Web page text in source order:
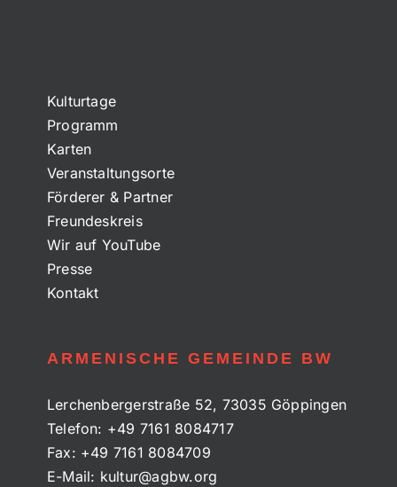
Kulturtage
Programm
Karten
Veranstaltungsorte
Förderer & Partner
Freundeskreis
Wir auf YouTube
Presse
Kontakt
ARMENISCHE GEMEINDE BW
Lerchenbergerstraße 52, 73035 Göppingen
Telefon: +49 7161 8084717
Fax: +49 7161 8084709
E-Mail: kultur@agbw.org